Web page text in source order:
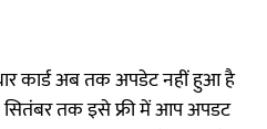
कार्ड अब तक अपडेट नहीं हुआ है
तक इसे फ्री में आप अपडट